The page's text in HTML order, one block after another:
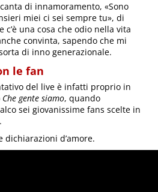
di innamoramento, «Sono
miei ci sei sempre tu», di
una cosa che odio nella vita
convinta, sapendo che mi
di inno generazionale.
le fan
del live è infatti proprio in
Che gente siamo, quando
sei giovanissime fans scelte in
dichiarazioni d’amore.